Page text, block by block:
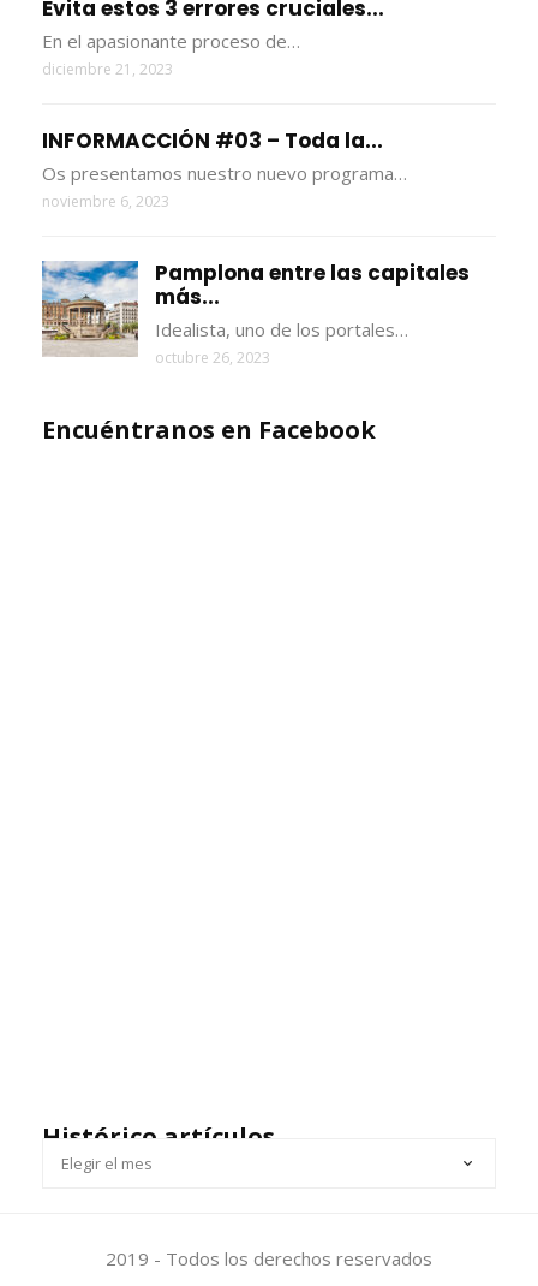
Evita estos 3 errores cruciales...
En el apasionante proceso de…
diciembre 21, 2023
INFORMACCIÓN #03 – Toda la...
Os presentamos nuestro nuevo programa…
noviembre 6, 2023
Pamplona entre las capitales
más...
Idealista, uno de los portales…
octubre 26, 2023
Encuéntranos en Facebook
Histórico artículos
2019 - Todos los derechos reservados